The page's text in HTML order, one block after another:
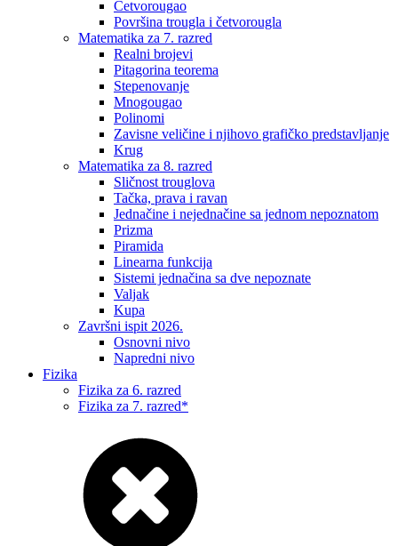
Četvorougao
Površina trougla i četvorougla
Matematika za 7. razred
Realni brojevi
Pitagorina teorema
Stepenovanje
Mnogougao
Polinomi
Zavisne veličine i njihovo grafičko predstavljanje
Krug
Matematika za 8. razred
Sličnost trouglova
Tačka, prava i ravan
Jednačine i nejednačine sa jednom nepoznatom
Prizma
Piramida
Linearna funkcija
Sistemi jednačina sa dve nepoznate
Valjak
Kupa
Završni ispit 2026.
Osnovni nivo
Napredni nivo
Fizika
Fizika za 6. razred
Fizika za 7. razred*